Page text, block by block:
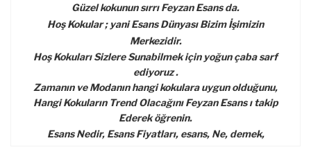
Güzel kokunun sırrı Feyzan Esans da.
Hoş Kokular ; yani Esans Dünyası Bizim İşimizin
Merkezidir.
Hoş Kokuları Sizlere Sunabilmek için yoğun çaba sarf
ediyoruz .
Zamanın ve Modanın hangi kokulara uygun olduğunu,
Hangi Kokuların Trend Olacağını Feyzan Esans ı takip
Ederek öğrenin.
Esans Nedir, Esans Fiyatları, esans, Ne, demek,